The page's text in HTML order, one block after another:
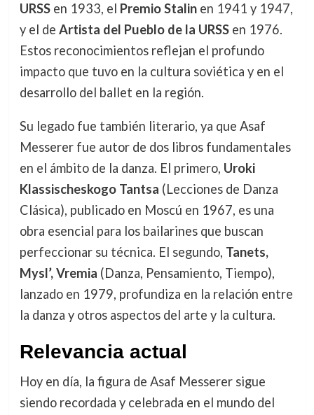
URSSen 1933, el Premio Stalinen 1941 y 1947,
y el de Artista del Pueblo de la URSSen 1976.
Estos reconocimientos reflejan el profundo
impacto que tuvo en la cultura soviética y en el
desarrollo del ballet en la región.
Su legado fue también literario, ya que Asaf
Messerer fue autor de dos libros fundamentales
en el ámbito de la danza. El primero, Uroki
Klassischeskogo Tantsa (Lecciones de Danza
Clásica), publicado en Moscú en 1967, es una
obra esencial para los bailarines que buscan
perfeccionar su técnica. El segundo, Tanets,
Mysl’, Vremia (Danza, Pensamiento, Tiempo),
lanzado en 1979, profundiza en la relación entre
la danza y otros aspectos del arte y la cultura.
Relevancia actual
Hoy en día, la figura de Asaf Messerer sigue
siendo recordada y celebrada en el mundo del